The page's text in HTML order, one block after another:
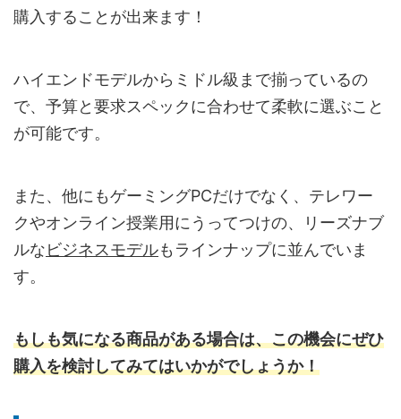
購入することが出来ます！
ハイエンドモデルからミドル級まで揃っているの
で、予算と要求スペックに合わせて柔軟に選ぶこと
が可能です。
また、他にもゲーミングPCだけでなく、テレワー
クやオンライン授業用にうってつけの、リーズナブ
ルなビジネスモデルもラインナップに並んでいま
す。
もしも気になる商品がある場合は、この機会にぜひ
購入を検討してみてはいかがでしょうか！